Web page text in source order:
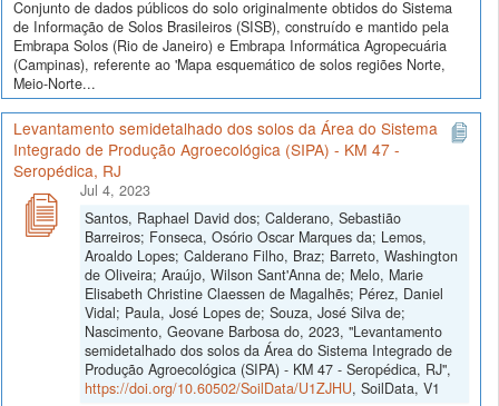
Conjunto de dados públicos do solo originalmente obtidos do Sistema
de Informação de Solos Brasileiros (SISB), construído e mantido pela
Embrapa Solos (Rio de Janeiro) e Embrapa Informática Agropecuária
(Campinas), referente ao 'Mapa esquemático de solos regiões Norte,
Meio-Norte...
Levantamento semidetalhado dos solos da Área do Sistema
Integrado de Produção Agroecológica (SIPA) - KM 47 -
Seropédica, RJ
Jul 4, 2023
Santos, Raphael David dos; Calderano, Sebastião
Barreiros; Fonseca, Osório Oscar Marques da; Lemos,
Aroaldo Lopes; Calderano Filho, Braz; Barreto, Washington
de Oliveira; Araújo, Wilson Sant'Anna de; Melo, Marie
Elisabeth Christine Claessen de Magalhẽs; Pérez, Daniel
Vidal; Paula, José Lopes de; Souza, José Silva de;
Nascimento, Geovane Barbosa do, 2023, "Levantamento
semidetalhado dos solos da Área do Sistema Integrado de
Produção Agroecológica (SIPA) - KM 47 - Seropédica, RJ",
https://doi.org/10.60502/SoilData/U1ZJHU, SoilData, V1